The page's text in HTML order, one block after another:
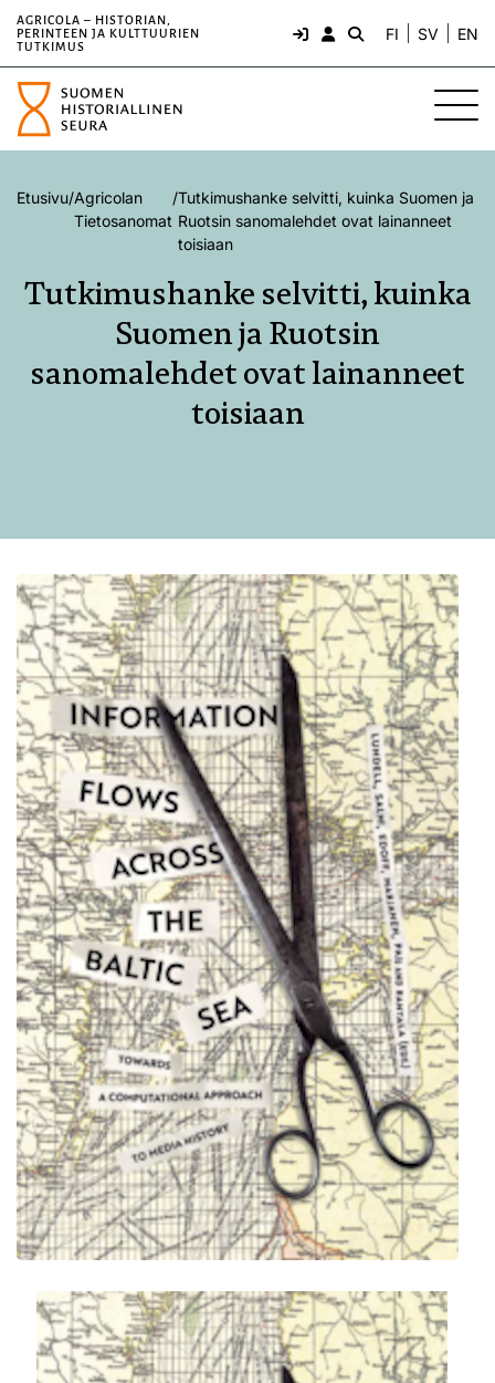
AGRICOLA – HISTORIAN,
PERINTEEN JA KULTTUURIEN
TUTKIMUS
FI SV EN
Etusivu/Agricolan
Tietosanomat
/Tutkimushanke selvitti, kuinka Suomen ja
Ruotsin sanomalehdet ovat lainanneet
toisiaan
Tutkimushanke selvitti, kuinka
Suomen ja Ruotsin
sanomalehdet ovat lainanneet
toisiaan